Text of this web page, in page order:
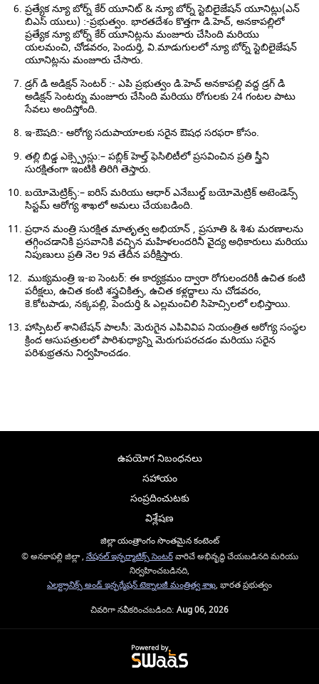
ప్రత్యేక న్యూ బోర్న్ కేర్ యూనిట్ & న్యూ బోర్న్ స్టెబిలైజేషన్ యూనిట్లు(ఎన్
బిఎస్ యులు) :-ప్రభుత్వం. భారతదేశం కొత్తగా డి.హెచ్, అనకాపల్లిలో
ప్రత్యేక న్యూ బోర్న్ కేర్ యూనిట్లను మంజూరు చేసింది మరియు
యలమంచి, చోడవరం, పెందుర్తి, వి.మాడుగులలో న్యూ బోర్న్ స్టెబిలైజేషన్
యూనిట్లను మంజూరు చేసారు.
డ్రగ్ డి అడిక్షన్ సెంటర్ :- ఎపి ప్రభుత్వం డి.హెచ్ అనకాపల్లి వద్ద డ్రగ్ డి
అడిక్షన్ సెంటర్ను మంజూరు చేసింది మరియు రోగులకు 24 గంటల పాటు
సేవలు అందిస్తోంది.
ఇ-ఔషది:- ఆరోగ్య సదుపాయాలకు సరైన ఔషధ సరఫరా కోసం.
తల్లి బిడ్డ ఎక్స్ప్రెస్లు:– పబ్లిక్ హెల్త్ ఫెసిలిటీలో ప్రసవించిన ప్రతి స్త్రీని
సురక్షితంగా ఇంటికి తిరిగి తెస్తారు.
బయోమెట్రిక్స్:– ఐరిస్ మరియు ఆధార్ ఎనేబుల్డ్ బయోమెట్రిక్ అటెండెన్స్
సిస్టమ్ ఆరోగ్య శాఖలో అమలు చేయబడింది.
ప్రధాన మంత్రి సురక్షిత మాతృత్వ అభియాన్ , ప్రసూతి & శిశు మరణాలను
తగ్గించడానికి ప్రసవానికి వచ్చిన మహిళలందరినీ వైద్య అధికారులు మరియు
నిపుణులు ప్రతి నెల 9వ తేదీన పరీక్షిస్తారు.
ముక్యమంత్రి ఇ-ఐ సెంటర్: ఈ కార్యక్రమం ద్వారా రోగులందరికీ ఉచిత కంటి
పరీక్షలు, ఉచిత కంటి శస్త్రచికిత్స, ఉచిత కళ్లద్దాలు ను చోడవరం,
కె.కోటపాడు, నక్కపల్లి, పెందుర్తి & ఎల్లమంచిలి సిహెచ్సిలలో లభిస్తాయి.
హాస్పిటల్ శానిటేషన్ పాలసీ: మెరుగైన ఎపివివిప నియంత్రిత ఆరోగ్య సంస్థల
క్రింద ఆసుపత్రులలో పారిశుధ్యాన్ని మెరుగుపరచడం మరియు సరైన
పరిశుభ్రతను నిర్వహించడం.
ఉపయోగ నిబంధనలు
సహాయం
సంప్రదించుటకు
విశ్లేషణ
జిల్లా యంత్రాంగం సొంతమైన కంటెంట్
© అనకాపల్లి జిల్లా , నేషనల్ ఇన్ఫర్మాటిక్స్ సెంటర్వారిచే అభివృద్ధి చేయబడినది మరియు
నిర్వహించబడినది,
ఎలక్ట్రానిక్స్ అండ్ ఇన్ఫర్మేషన్ టెక్నాలజీ మంత్రిత్వ శాఖ, భారత ప్రభుత్వం
చివరిగా నవీకరించబడింది: Aug 06, 2026